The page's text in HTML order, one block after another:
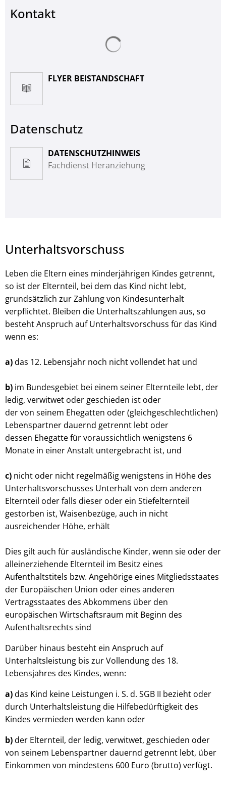
Kontakt
FLYER BEISTANDSCHAFT
Datenschutz
DATENSCHUTZHINWEIS
Fachdienst Heranziehung
Unterhaltsvorschuss
Leben die Eltern eines minderjährigen Kindes getrennt,
so ist der Elternteil, bei dem das Kind nicht lebt,
grundsätzlich zur Zahlung von Kindesunterhalt
verpflichtet. Bleiben die Unterhaltszahlungen aus, so
besteht Anspruch auf Unterhaltsvorschuss für das Kind
wenn es:
a)das 12. Lebensjahr noch nicht vollendet hat und
b) im Bundesgebiet bei einem seiner Elternteile lebt, der
ledig, verwitwet oder geschieden ist oder
der von seinem Ehegatten oder (gleichgeschlechtlichen)
Lebenspartner dauernd getrennt lebt oder
dessen Ehegatte für voraussichtlich wenigstens 6
Monate in einer Anstalt untergebracht ist, und
c) nicht oder nicht regelmäßig wenigstens in Höhe des
Unterhaltsvorschusses Unterhalt von dem anderen
Elternteil oder falls dieser oder ein Stiefelternteil
gestorben ist, Waisenbezüge, auch in nicht
ausreichender Höhe, erhält
Dies gilt auch für ausländische Kinder, wenn sie oder der
alleinerziehende Elternteil im Besitz eines
Aufenthaltstitels bzw. Angehörige eines Mitgliedsstaates
der Europäischen Union oder eines anderen
Vertragsstaates des Abkommens über den
europäischen Wirtschaftsraum mit Beginn des
Aufenthaltsrechts sind
Darüber hinaus besteht ein Anspruch auf
Unterhaltsleistung bis zur Vollendung des 18.
Lebensjahres des Kindes, wenn:
a)das Kind keine Leistungen i. S. d. SGB II bezieht oder
durch Unterhaltsleistung die Hilfebedürftigkeit des
Kindes vermieden werden kann oder
b)der Elternteil, der ledig, verwitwet, geschieden oder
von seinem Lebenspartner dauernd getrennt lebt, über
Einkommen von mindestens 600 Euro (brutto) verfügt.